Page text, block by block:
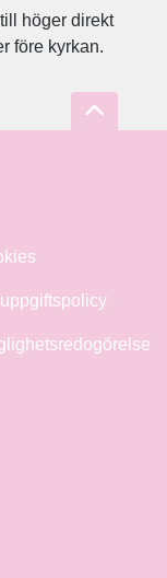
höger direkt
före kyrkan.